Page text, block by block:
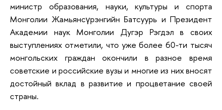
министр образования, науки, культуры и спорта
Монголии Жамьянсүрэнгийн Батсуурь и Президент
Академии наук Монголии Дугэр Рэгдэл в своих
выступлениях отметили, что уже более 60-ти тысяч
монгольских граждан окончили в разное время
советские и российские вузы и многие из них вносят
достойный вклад в развитие и процветание своей
страны.